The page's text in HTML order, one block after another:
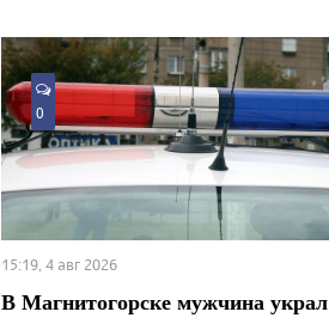
0
15:19, 4 авг 2026
В Магнитогорске мужчина украл